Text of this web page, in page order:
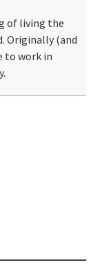
of living the
Originally (and
to work in